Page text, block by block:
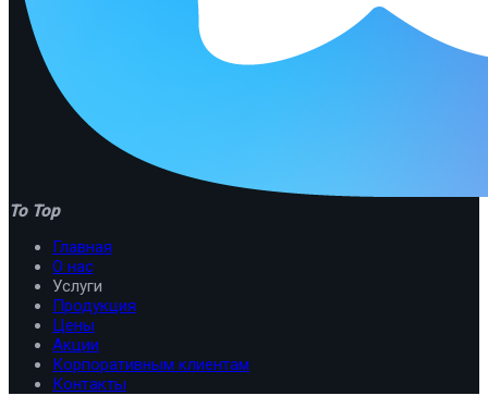
To Top
Главная
О нас
Услуги
Продукция
Цены
Акции
Корпоративным клиентам
Контакты